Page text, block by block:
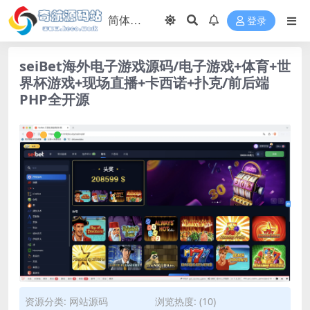
登录
seiBet海外电子游戏源码/电子游戏+体育+世
界杯游戏+现场直播+卡西诺+扑克/前后端
PHP全开源
资源分类: 网站源码 浏览热度: (10)